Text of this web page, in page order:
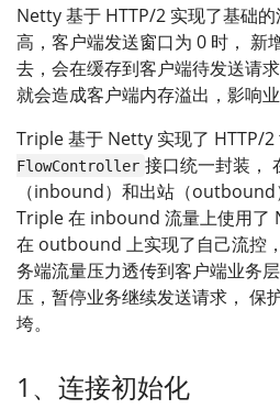
Netty 基于 HTTP/2 实现了基础
高，客户端发送窗口为 0 时， 新
去，会在缓存到客户端待发送请
就会造成客户端内存溢出，影响业
Triple 基于 Netty 实现了 HTTP/2
FlowController 接口统一封装，
（inbound）和出站（outbound
Triple 在 inbound 流量上使用了
在 outbound 上实现了自己流控
务端流量压力透传到客户端业务
压，暂停业务继续发送请求， 保
垮。
1、连接初始化